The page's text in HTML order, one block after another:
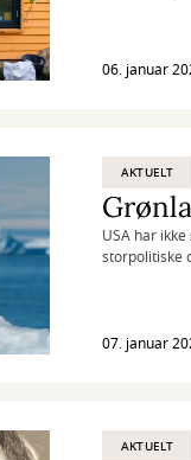
06. januar
AKTUELT
USA har
storpolitiske
07. januar
AKTUELT